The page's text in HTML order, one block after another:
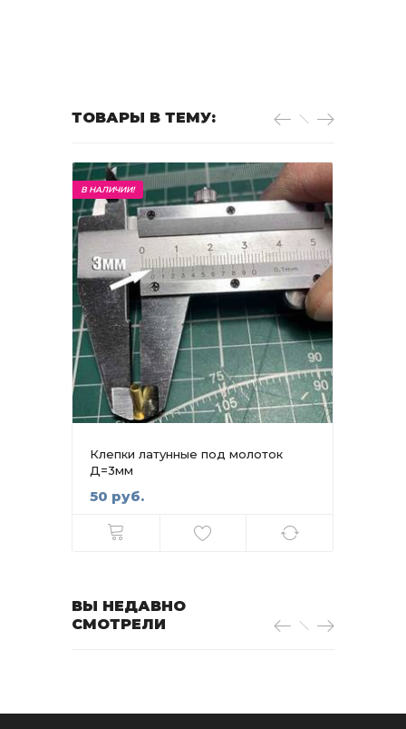
ТОВАРЫ В ТЕМУ:
В НАЛИЧИИ!
Клепки латунные под молоток
Д=3мм
50 руб.
ВЫ НЕДАВНО
СМОТРЕЛИ